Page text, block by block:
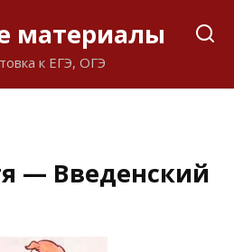
материалы
к ЕГЭ, ОГЭ
— Введенский